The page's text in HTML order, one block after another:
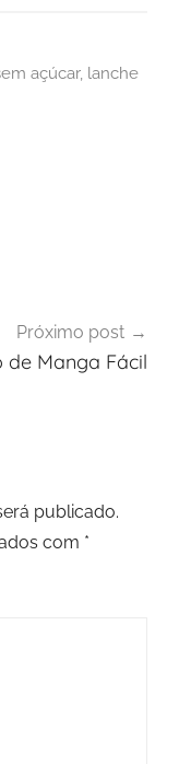
açúcar, lanche
Próximo post
de Manga Fácil
publicado.
com *